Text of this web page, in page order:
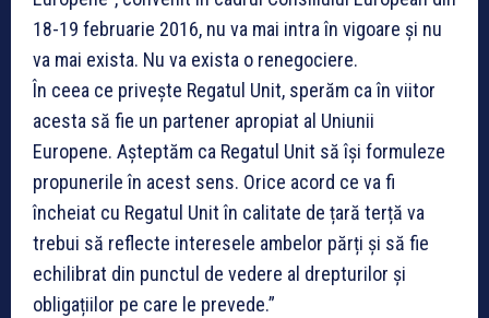
18-19 februarie 2016, nu va mai intra în vigoare și nu
va mai exista. Nu va exista o renegociere.
În ceea ce privește Regatul Unit, sperăm ca în viitor
acesta să fie un partener apropiat al Uniunii
Europene. Așteptăm ca Regatul Unit să își formuleze
propunerile în acest sens. Orice acord ce va fi
încheiat cu Regatul Unit în calitate de țară terță va
trebui să reflecte interesele ambelor părți și să fie
echilibrat din punctul de vedere al drepturilor și
obligațiilor pe care le prevede.”